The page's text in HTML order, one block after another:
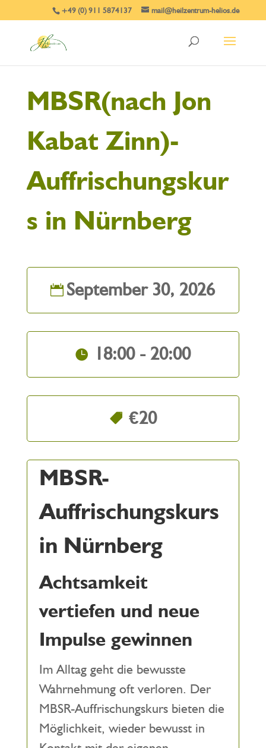
+49 (0) 911 5874137 mail@heilzentrum-helios.de
MBSR(nach Jon
Kabat Zinn)-
Auffrischungskur
s in Nürnberg
September 30, 2026
18:00 - 20:00
€20
MBSR-
Auffrischungskurs
in Nürnberg
Achtsamkeit
vertiefen und neue
Impulse gewinnen
Im Alltag geht die bewusste
Wahrnehmung oft verloren. Der
MBSR-Auffrischungskurs bieten die
Möglichkeit, wieder bewusst in